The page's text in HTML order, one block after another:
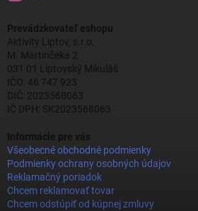
Prevádzkovateľ eshopu
Aktivity Liptov, s.r.o.
M. Martinčeka 2
031 01 Liptovský Mikuláš
IČO: 46 747 923
DIČ: 2023568063
IČ DPH: SK2023568063
Informácie pre vás
Všeobecné obchodné podmienky
Podmienky ochrany osobných údajov
Reklamačný poriadok
Chcem reklamovať tovar
Chcem odstúpiť od kúpnej zmluvy